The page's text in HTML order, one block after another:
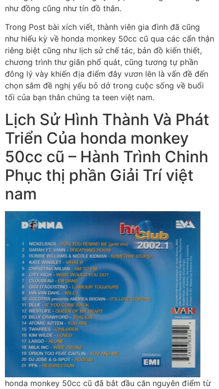
như đồng cũng như tín đồ thân.
Trong Post bài xích viết, thành viên gia đình đã cũng
như hiếu kỳ về honda monkey 50cc cũ qua các cẩn thận
riêng biệt cũng như lịch sử chế tác, bản đồ kiến thiết,
chương trình thư giãn phổ quát, cũng tương tự phần
đông lý vày khiến địa điểm đây vươn lên là vấn đề đến
chọn sắm đề nghị yếu bỏ dở trong cuộc sống về buổi
tối của bạn thân chúng ta teen việt nam.
Lịch Sử Hình Thành Và Phát
Triển Của honda monkey
50cc cũ – Hành Trình Chinh
Phục thị phần Giải Trí việt
nam
honda monkey 50cc cũ đã bắt đầu căn nguyên điểm từ